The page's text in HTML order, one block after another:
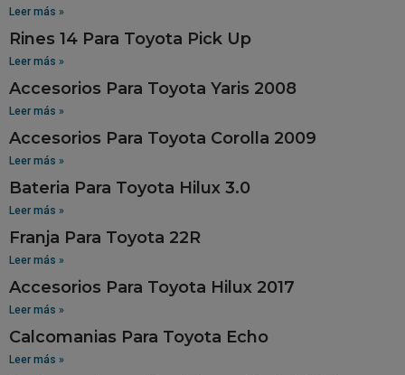
Leer más »
Rines 14 Para Toyota Pick Up
Leer más »
Accesorios Para Toyota Yaris 2008
Leer más »
Accesorios Para Toyota Corolla 2009
Leer más »
Bateria Para Toyota Hilux 3.0
Leer más »
Franja Para Toyota 22R
Leer más »
Accesorios Para Toyota Hilux 2017
Leer más »
Calcomanias Para Toyota Echo
Leer más »